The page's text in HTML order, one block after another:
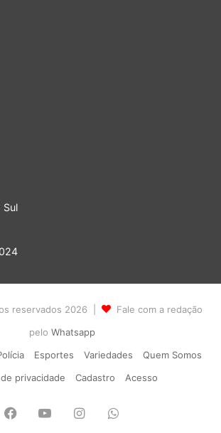
Sul
reservados 2026 |
Fale com a redação
pelo Whatsapp
Esportes Variedades
Quem Somos
privacidade
Cadastro Acesso
Facebook
YouTubeInstagramWhatsApp